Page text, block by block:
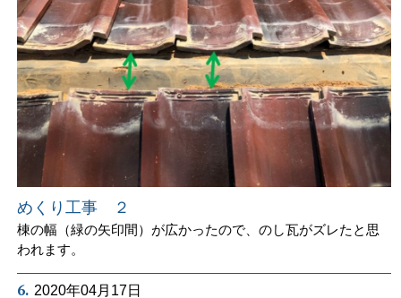
めくり工事 ２
棟の幅（緑の矢印間）が広かったので、のし瓦がズレたと思
われます。
6. 2020年04月17日